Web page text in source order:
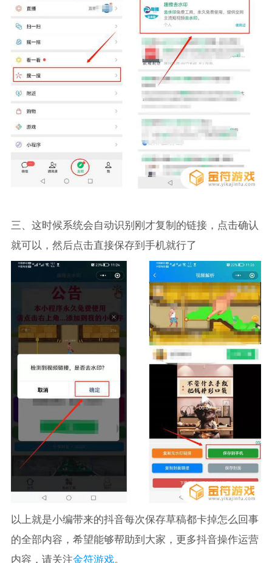
三、这时候系统会自动识别刚才复制的链接，点击确认
就可以，然后点击直接保存到手机就行了
以上就是小编带来的抖音每次保存草稿都卡掉怎么回事
的全部内容，希望能够帮助到大家，更多抖音操作运营
内容，请关注金符游戏。